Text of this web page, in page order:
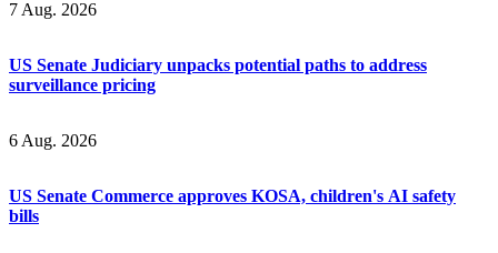
7 Aug. 2026
US Senate Judiciary unpacks potential paths to address
surveillance pricing
6 Aug. 2026
US Senate Commerce approves KOSA, children's AI safety
bills